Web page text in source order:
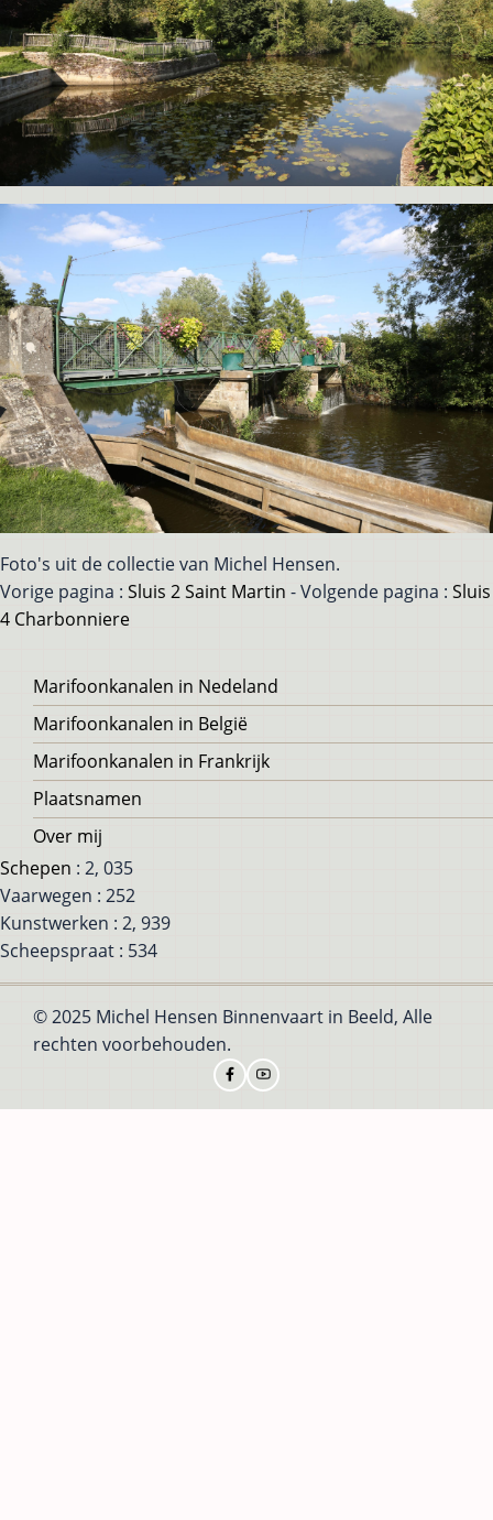
Foto's uit de collectie van Michel Hensen.
Vorige pagina : Sluis 2 Saint Martin - Volgende pagina : Sluis
4 Charbonniere
Voet
Marifoonkanalen in Nedeland
Marifoonkanalen in België
Marifoonkanalen in Frankrijk
Plaatsnamen
Over mij
Schepen : 2, 035
Vaarwegen : 252
Kunstwerken : 2, 939
Scheepspraat : 534
© 2025 Michel Hensen Binnenvaart in Beeld, Alle
rechten voorbehouden.